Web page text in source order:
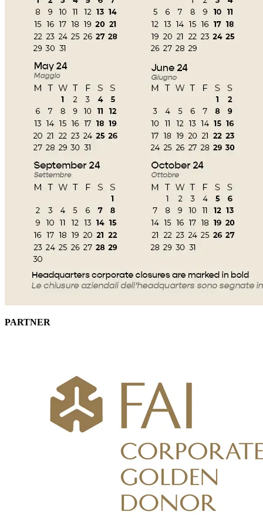
PARTNER